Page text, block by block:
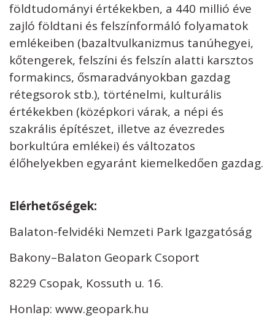
földtudományi értékekben, a 440 millió éve
zajló földtani és felszínformáló folyamatok
emlékeiben (bazaltvulkanizmus tanúhegyei,
kőtengerek, felszíni és felszín alatti karsztos
formakincs, ősmaradványokban gazdag
rétegsorok stb.), történelmi, kulturális
értékekben (középkori várak, a népi és
szakrális építészet, illetve az évezredes
borkultúra emlékei) és változatos
élőhelyekben egyaránt kiemelkedően gazdag.
Elérhetőségek:
Balaton-felvidéki Nemzeti Park Igazgatóság
Bakony–Balaton Geopark Csoport
8229 Csopak, Kossuth u. 16.
Honlap: www.geopark.hu